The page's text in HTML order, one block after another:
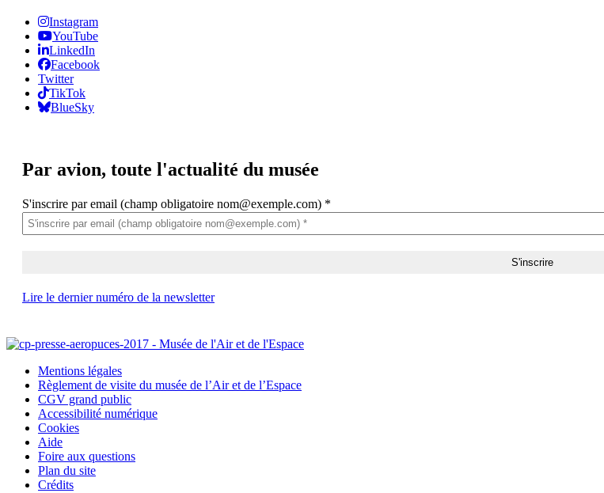
Instagram
YouTube
LinkedIn
Facebook
Twitter
TikTok
BlueSky
Par avion, toute l'actualité du musée
S'inscrire par email (champ obligatoire nom@exemple.com) *
Lire le dernier numéro de la newsletter
Mentions légales
Règlement de visite du musée de l’Air et de l’Espace
CGV grand public
Accessibilité numérique
Cookies
Aide
Foire aux questions
Plan du site
Crédits